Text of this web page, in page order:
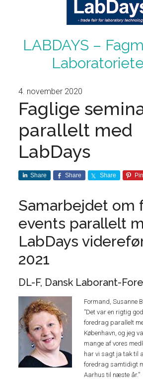
LABDAYS –
4. november 2020
Faglige
parallelt med
LabDays
Share Share Share Pin
Samarbejdet om
events parallelt
LabDays
2021
DL-F, Dansk Laborant-
Formand, Susanne
”Det var en rigtig
foredrag parallelt
København, og jeg
mange af vores
har vi sagt ja tak til
foredrag samtidigt
Aarhus til næste år.”